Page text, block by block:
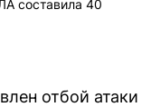
составила 40
отбой атаки